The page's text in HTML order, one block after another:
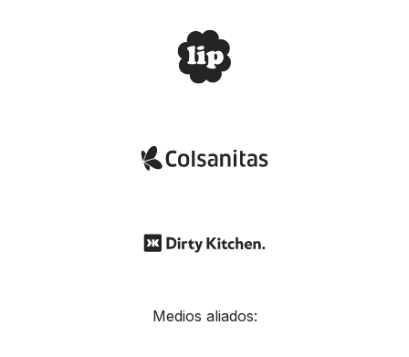
Medios aliados: